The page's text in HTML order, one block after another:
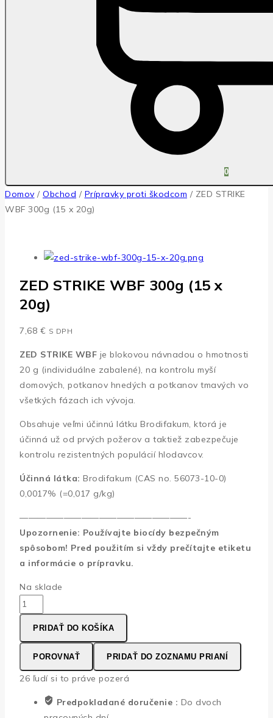
0
Domov / Obchod / Prípravky proti škodcom / ZED STRIKE
WBF 300g (15 x 20g)
ZED STRIKE WBF 300g (15 x
20g)
7,68 € S DPH
ZED STRIKE WBF je blokovou návnadou o hmotnosti
20 g (individuálne zabalené), na kontrolu myší
domových, potkanov hnedých a potkanov tmavých vo
všetkých fázach ich vývoja.
Obsahuje veľmi účinnú látku Brodifakum, ktorá je
účinná už od prvých požerov a taktiež zabezpečuje
kontrolu rezistentných populácií hlodavcov.
Účinná látka: Brodifakum (CAS no. 56073-10-0)
0,0017% (=0,017 g/kg)
———————————————————-
Upozornenie: Používajte biocídy bezpečným
spôsobom! Pred použitím si vždy prečítajte etiketu
a informácie o prípravku.
Na sklade
množstvo
ZED
STRIKE
WBF
300g
(15
PRIDAŤ DO KOŠÍKA
POROVNAŤ PRIDAŤ DO ZOZNAMU PRIANÍ
26 ľudí si to práve pozerá
Predpokladané doručenie : Do dvoch